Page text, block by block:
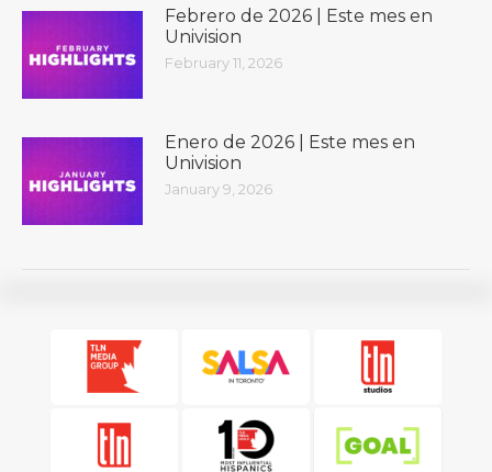
Febrero de 2026 | Este mes en
Univision
February 11, 2026
Enero de 2026 | Este mes en
Univision
January 9, 2026